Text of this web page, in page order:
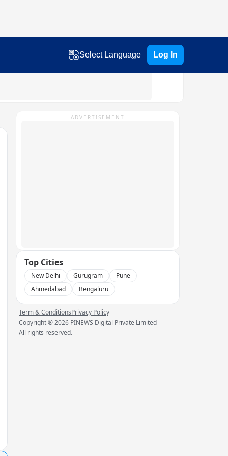
Select Language Log In
ADVERTISEMENT
Top Cities
New Delhi Gurugram
Pune
Ahmedabad
Bengaluru
Term & ConditionsPrivacy Policy
Copyright ®2026 PINEWS Digital Private Limited
All rights reserved.